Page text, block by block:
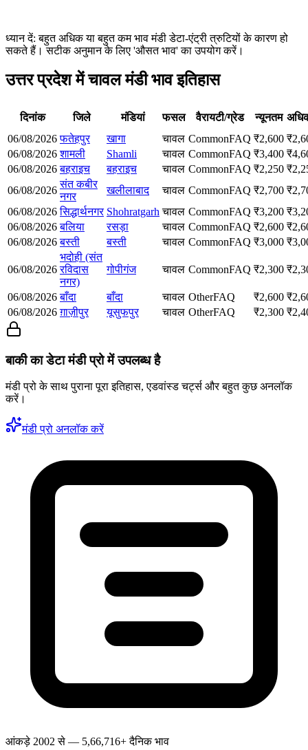
ध्यान दें: बहुत अधिक या बहुत कम भाव मंडी डेटा-एंट्री त्रुटियों के कारण हो
सकते हैं। सटीक अनुमान के लिए 'औसत भाव' का उपयोग करें।
उत्तर प्रदेश में चावल मंडी भाव इतिहास
दिनांक जिले मंडियां फसल वैरायटी/ग्रेड न्यूनतम
06/08/2026 फतेहपुर खागा चावल CommonFAQ ₹2,600 ₹
06/08/2026 शामली Shamli चावल CommonFAQ ₹3,400 ₹
06/08/2026 बहराइच बहराइच चावल CommonFAQ ₹2,250 ₹
06/08/2026
संत कबीर
नगर
खलीलाबाद चावल CommonFAQ ₹2,700 ₹
06/08/2026 सिद्धार्थनगर Shohratgarh चावल CommonFAQ ₹3,200 ₹
06/08/2026 बलिया रसड़ा चावल CommonFAQ ₹2,600 ₹
06/08/2026 बस्ती बस्ती चावल CommonFAQ ₹3,000 ₹
06/08/2026
भदोही (संत
रविदास
नगर)
गोपीगंज चावल CommonFAQ ₹2,300 ₹
06/08/2026 बाँदा बाँदा चावल OtherFAQ ₹2,600 ₹
06/08/2026 ग़ाज़ीपुर यूसुफपुर चावल OtherFAQ ₹2,300 ₹
बाकी का डेटा मंडी प्रो में उपलब्ध है
मंडी प्रो के साथ पुराना पूरा इतिहास, एडवांस्ड चर्ट्स और बहुत कुछ अनलॉक
करें।
मंडी प्रो अनलॉक करें
आंकड़े 2002 से — 5,66,716+ दैनिक भाव